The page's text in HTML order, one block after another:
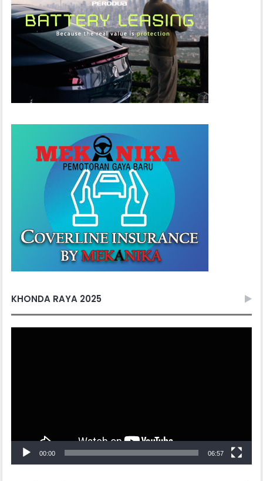
KHONDA RAYA 2025
00:00 06:57